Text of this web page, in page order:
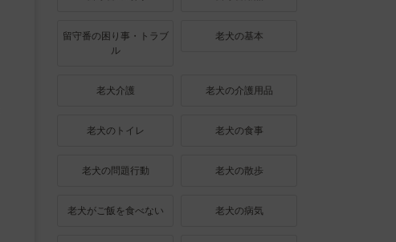
留守番の困り事・トラブ
ル
老犬の基本
老犬介護 老犬の介護用品
老犬のトイレ 老犬の食事
老犬の問題行動 老犬の散歩
老犬がご飯を食べない 老犬の病気